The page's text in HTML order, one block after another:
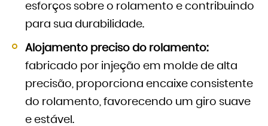
esforços sobre o rolamento e contribuindo
para sua durabilidade.
Alojamento preciso do rolamento:
fabricado por injeção em molde de alta
precisão, proporciona encaixe consistente
do rolamento, favorecendo um giro suave
e estável.